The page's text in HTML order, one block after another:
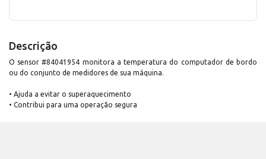
Descrição
O sensor #84041954 monitora a temperatura do computador de bordo
ou do conjunto de medidores de sua máquina.
• Ajuda a evitar o superaquecimento
• Contribui para uma operação segura